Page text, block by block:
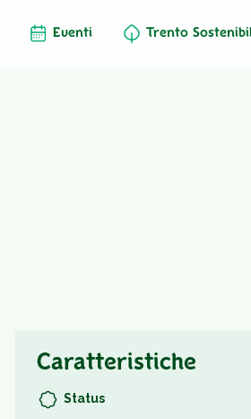
Eventi Trento
Caratteristiche
Status